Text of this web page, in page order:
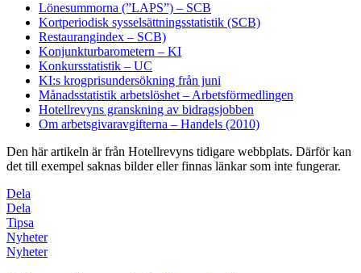
Lönesummorna (”LAPS”) – SCB
Kortperiodisk sysselsättningsstatistik (SCB)
Restaurangindex – SCB)
Konjunkturbarometern – KI
Konkursstatistik – UC
KI:s krogprisundersökning från juni
Månadsstatistik arbetslöshet – Arbetsförmedlingen
Hotellrevyns granskning av bidragsjobben
Om arbetsgivaravgifterna – Handels (2010)
Den här artikeln är från Hotellrevyns tidigare webbplats. Därför kan
det till exempel saknas bilder eller finnas länkar som inte fungerar.
Dela
Dela
Tipsa
Nyheter
Nyheter